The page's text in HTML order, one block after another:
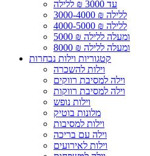
עד 3000 ₪ ללילה
3000-4000 ₪ ללילה
4000-5000 ₪ ללילה
5000 ₪ ומעלה ללילה
8000 ₪ ומעלה ללילה
קטגוריות וילות נבחרות
וילות להשכרה
וילה למסיבת רווקים
וילה למסיבת רווקות
וילות נופש
מלונות בוטיק
וילות למסיבות
וילה עם בריכה
וילות לאירועים